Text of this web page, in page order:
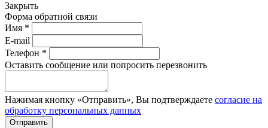
Закрыть
Форма обратной связи
Имя *
E-mail
Телефон *
Оставить сообщение или попросить перезвонить
Нажимая кнопку «Отправить», Вы подтверждаете согласие на
обработку персональных данных
Отправить